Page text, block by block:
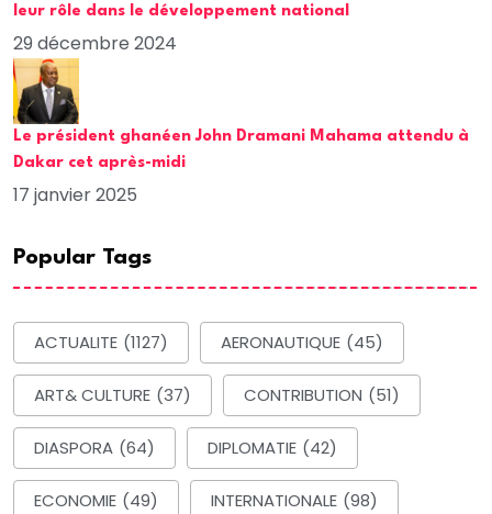
leur rôle dans le développement national
29 décembre 2024
Le président ghanéen John Dramani Mahama attendu à
Dakar cet après-midi
17 janvier 2025
Popular Tags
ACTUALITE (1127) AERONAUTIQUE (45)
ART& CULTURE (37) CONTRIBUTION (51)
DIASPORA (64) DIPLOMATIE (42)
ECONOMIE (49) INTERNATIONALE (98)